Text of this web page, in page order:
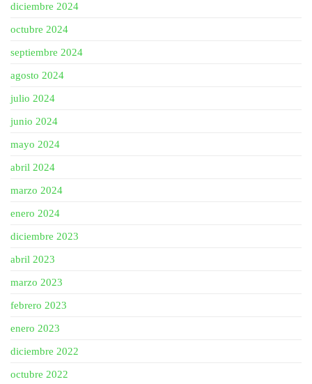
diciembre 2024
octubre 2024
septiembre 2024
agosto 2024
julio 2024
junio 2024
mayo 2024
abril 2024
marzo 2024
enero 2024
diciembre 2023
abril 2023
marzo 2023
febrero 2023
enero 2023
diciembre 2022
octubre 2022